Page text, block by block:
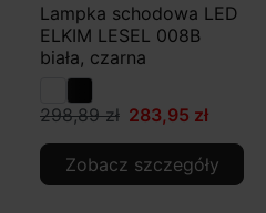
Lampka schodowa LED
ELKIM LESEL 008B
biała, czarna
298,89 zł 283,95 zł
Zobacz szczegóły